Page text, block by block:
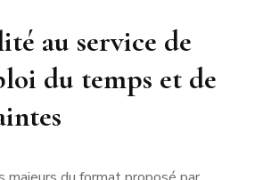
au service de
du temps et de